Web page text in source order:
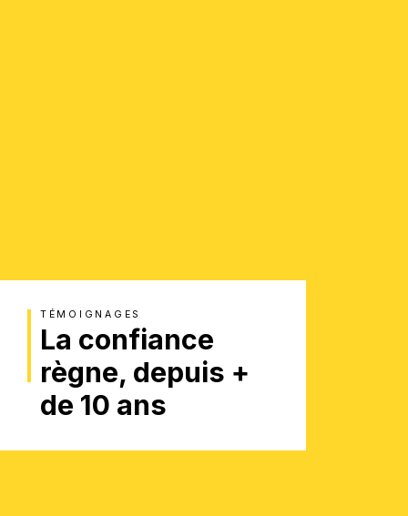
TÉMOIGNAGES
La confiance
règne, depuis +
de 10 ans